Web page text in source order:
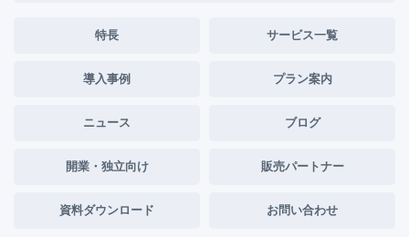
特長 サービス一覧
導入事例 プラン案内
ニュース ブログ
開業・独立向け 販売パートナー
資料ダウンロード お問い合わせ